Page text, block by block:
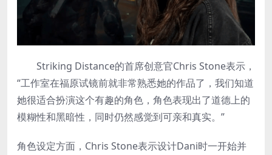
Striking Distance的首席创意官Chris Stone表示，
“工作室在福原试镜前就非常熟悉她的作品了，我们知道
她很适合扮演这个有趣的角色，角色表现出了道德上的
模糊性和黑暗性，同时仍然感觉到可亲和真实。”
角色设定方面，Chris Stone表示设计Dani时一开始并